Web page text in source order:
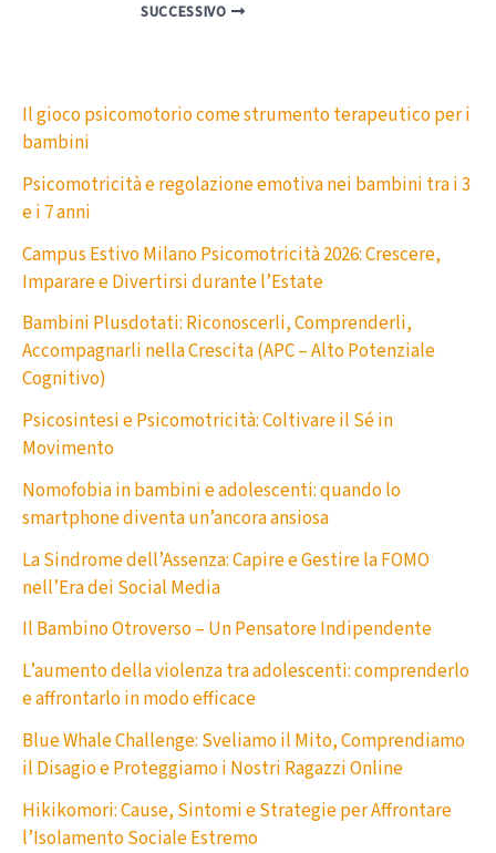
SUCCESSIVO
Il gioco psicomotorio come strumento terapeutico per i
bambini
Psicomotricità e regolazione emotiva nei bambini tra i 3
e i 7 anni
Campus Estivo Milano Psicomotricità 2026: Crescere,
Imparare e Divertirsi durante l’Estate
Bambini Plusdotati: Riconoscerli, Comprenderli,
Accompagnarli nella Crescita (APC – Alto Potenziale
Cognitivo)
Psicosintesi e Psicomotricità: Coltivare il Sé in
Movimento
Nomofobia in bambini e adolescenti: quando lo
smartphone diventa un’ancora ansiosa
La Sindrome dell’Assenza: Capire e Gestire la FOMO
nell’Era dei Social Media
Il Bambino Otroverso – Un Pensatore Indipendente
L’aumento della violenza tra adolescenti: comprenderlo
e affrontarlo in modo efficace
Blue Whale Challenge: Sveliamo il Mito, Comprendiamo
il Disagio e Proteggiamo i Nostri Ragazzi Online
Hikikomori: Cause, Sintomi e Strategie per Affrontare
l’Isolamento Sociale Estremo